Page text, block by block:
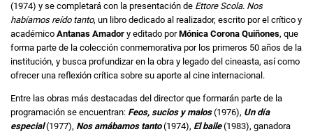
(1974) y se completará con la presentación de Ettore Scola. Nos
habíamos reído tanto, un libro dedicado al realizador, escrito por el crítico y
académico Antanas Amador y editado porMónica Corona Quiñones, que
forma parte de la colección conmemorativa por los primeros 50 años de la
institución, y busca profundizar en la obra y legado del cineasta, así como
ofrecer una reflexión crítica sobre su aporte al cine internacional.
Entre las obras más destacadas del director que formarán parte de la
programación se encuentran: Feos, sucios y malos(1976), Un día
especial(1977), Nos amábamos tanto(1974), El baile(1983), ganadora